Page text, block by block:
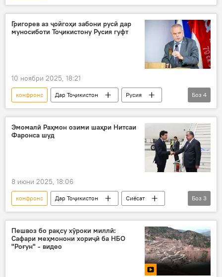
Қоҳир Расулзода
об хушксолӣ
Григорев аз ҷойгоҳи забони русӣ дар
муносиботи Тоҷикистону Русия гуфт
10 ноябри 2025, 18:21
конфронс Дар Тоҷикистон
Русия
ҳамкорӣ
забони русӣ
Сафири Русия
Маориф
Боз 4
Эмомалӣ Раҳмон озими шаҳри Нитсаи
Фаронса шуд
8 июни 2025, 18:06
конфронс Дар Тоҷикистон
Сиёсат
Эмомалӣ Раҳмон
Фаронса СММ
Боз 3
Пешвоз бо рақсу хӯроки миллӣ:
Сафари меҳмонони хориҷӣ ба НБО
"Роғун" - видео